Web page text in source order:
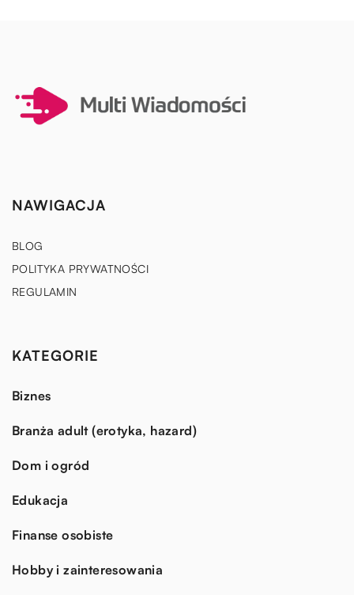
NAWIGACJA
BLOG
POLITYKA PRYWATNOŚCI
REGULAMIN
KATEGORIE
Biznes
Branża adult (erotyka, hazard)
Dom i ogród
Edukacja
Finanse osobiste
Hobby i zainteresowania